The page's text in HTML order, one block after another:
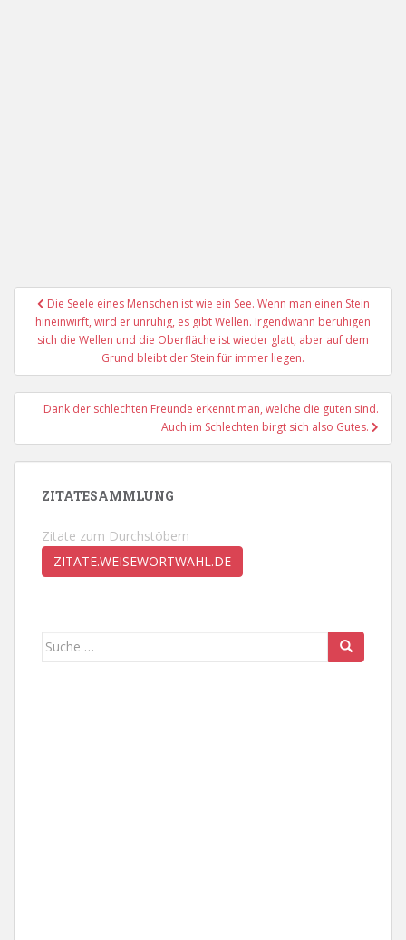
Beitragsnavigation
Die Seele eines Menschen ist wie ein See. Wenn man einen Stein
hineinwirft, wird er unruhig, es gibt Wellen. Irgendwann beruhigen
sich die Wellen und die Oberfläche ist wieder glatt, aber auf dem
Grund bleibt der Stein für immer liegen.
Dank der schlechten Freunde erkennt man, welche die guten sind.
Auch im Schlechten birgt sich also Gutes.
ZITATESAMMLUNG
Zitate zum Durchstöbern
ZITATE.WEISEWORTWAHL.DE
Suche